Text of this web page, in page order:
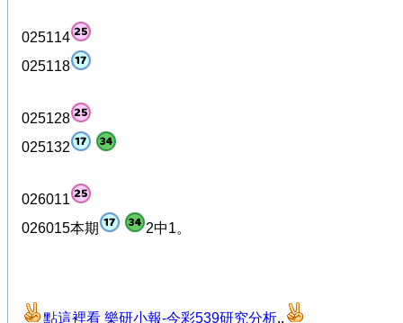
025114
025118
025128
025132
026011
026015本期
2中1。
點這裡看 樂研小報-今彩539研究分析..